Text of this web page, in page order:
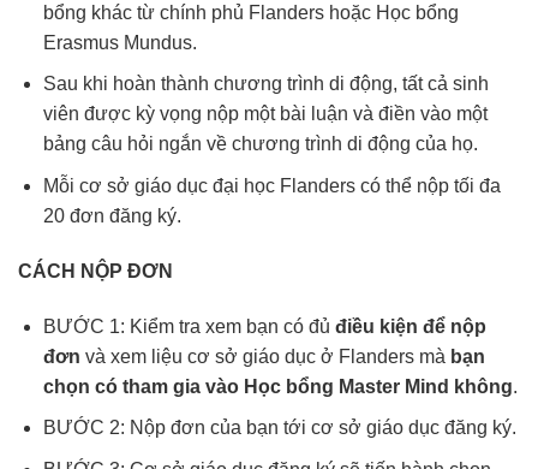
bổng khác từ chính phủ Flanders hoặc Học bổng
Erasmus Mundus.
Sau khi hoàn thành chương trình di động, tất cả sinh
viên được kỳ vọng nộp một bài luận và điền vào một
bảng câu hỏi ngắn về chương trình di động của họ.
Mỗi cơ sở giáo dục đại học Flanders có thể nộp tối đa
20 đơn đăng ký.
CÁCH NỘP ĐƠN
BƯỚC 1: Kiểm tra xem bạn có đủ điều kiện để nộp
đơn và xem liệu cơ sở giáo dục ở Flanders mà bạn
chọn có tham gia vào Học bổng Master Mind không.
BƯỚC 2: Nộp đơn của bạn tới cơ sở giáo dục đăng ký.